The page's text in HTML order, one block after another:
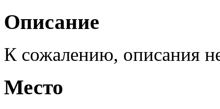
Описание
К сожалению, описания
Место